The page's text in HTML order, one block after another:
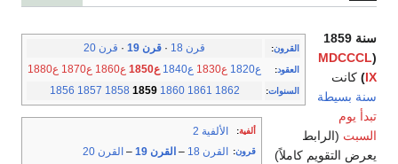
القرون: قرن 18 · قرن 19 · قرن 20
العقود: ع1820 ع1830 ع1840 ع1850 ع1860 ع1870 ع1880
السنوات:
1856 1857 1858 1859 1860 1861 1862
ألفية: الألفية 2
قرون: القرن 18 – القرن 19 – القرن 20
سنة 1859
(
MDCCCL
IX
) كانت
سنة بسيطة
تبدأ يوم
السبت (الرابط
يعرض التقويم كاملاً)